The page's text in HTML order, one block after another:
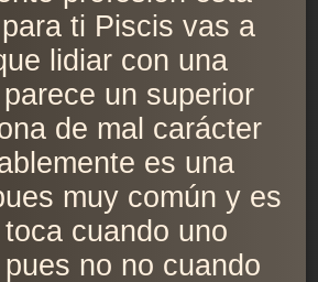
ti Piscis vas a
lidiar con una
un superior
de mal carácter
es una
muy común y es
toca cuando uno
no no cuando